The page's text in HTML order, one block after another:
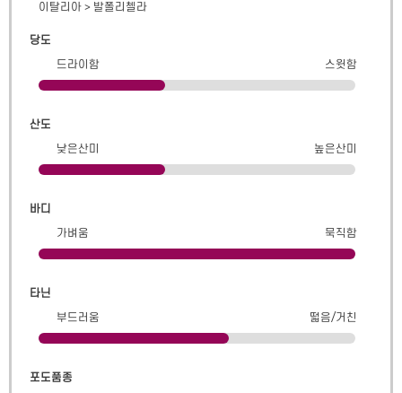
이탈리아 > 발폴리첼라
당도
드라이함
스윗함
산도
낮은산미
높은산미
바디
가벼움
묵직함
타닌
부드러움
떫음/거친
포도품종